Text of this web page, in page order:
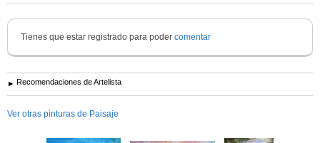
Tienes que estar registrado para poder comentar
Recomendaciones de Artelista
Ver otras pinturas de Paisaje